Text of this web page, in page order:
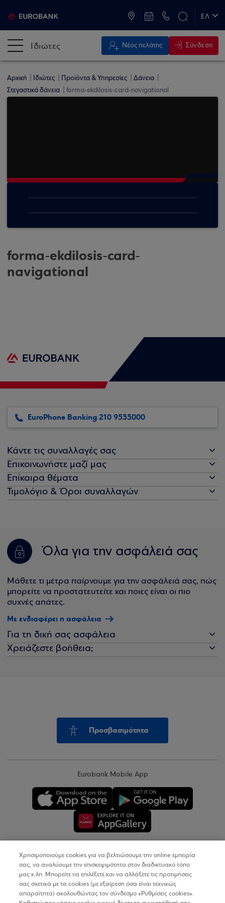
ΕΛ
Ιδιώτες Νέος πελάτης Σύνδεση
Αρχική Ιδιώτες Προϊόντα & Υπηρεσίες
Δάνεια
Στεγαστικά δάνεια
forma-ekdilosis-card-navigational
forma-ekdilosis-card-
navigational
EuroPhone Banking 210 9555000
Κάντε τις συναλλαγές σας
Επικοινωνήστε μαζί μας
Επίκαιρα θέματα
Τιμολόγιο & Όροι συναλλαγών
Όλα για την ασφάλειά σας
Μάθετε τι μέτρα παίρνουμε για την ασφάλειά σας, πώς
μπορείτε να προστατευτείτε και ποιες είναι οι πιο
συχνές απάτες.
Με ενδιαφέρει η ασφάλεια
Για τη δική σας ασφάλεια
Χρειάζεστε βοήθεια;
Προσβασιμότητα
Eurobank Mobile App
Copyright © 2026
Όροι Χρήσης
Χρησιμοποιούμε cookies για να βελτιώσουμε την online εμπειρία
σας, να αναλύουμε την επισκεψιμότητα στον διαδικτυακό τόπο
μας κ.λπ. Μπορείτε να επιλέξετε και να αλλάξετε τις προτιμήσεις
σας σχετικά με τα cookies (με εξαίρεση όσα είναι τεχνικώς
απαραίτητα) ακολουθώντας τον σύνδεσμο «Ρυθμίσεις cookies».